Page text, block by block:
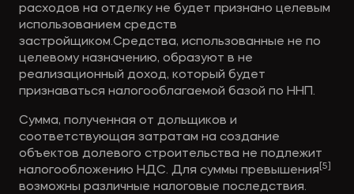
расходов на отделку не будет признано целевым
использованием средств
застройщиком.Средства, использованные не по
целевому назначению, образуют в не
реализационный доход, который будет
признаваться налогооблагаемой базой по ННП.
Сумма, полученная от дольщиков и
соответствующая затратам на создание
объектов долевого строительства не подлежит
налогообложению НДС. Для суммы превышения [5]
возможны различные налоговые последствия.